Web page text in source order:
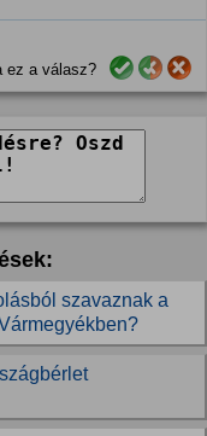
ez a válasz?
szavaznak a